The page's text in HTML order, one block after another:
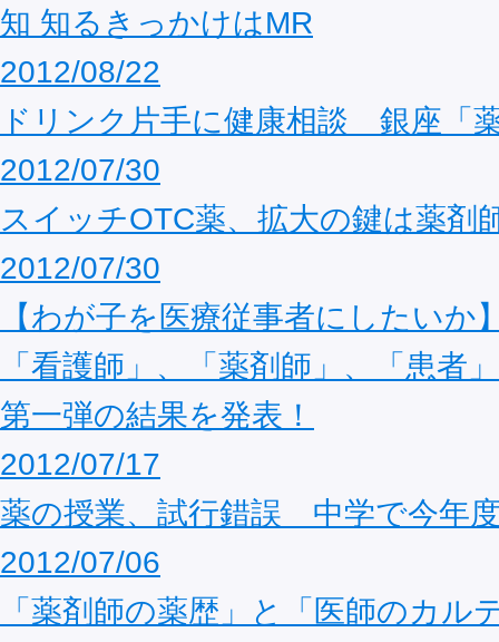
知 知るきっかけはMR
2012/08/22
ドリンク片手に健康相談 銀座「
2012/07/30
スイッチOTC薬、拡大の鍵は薬剤
2012/07/30
【わが子を医療従事者にしたいか
「看護師」、「薬剤師」、「患者
第一弾の結果を発表！
2012/07/17
薬の授業、試行錯誤 中学で今年
2012/07/06
「薬剤師の薬歴」と「医師のカル